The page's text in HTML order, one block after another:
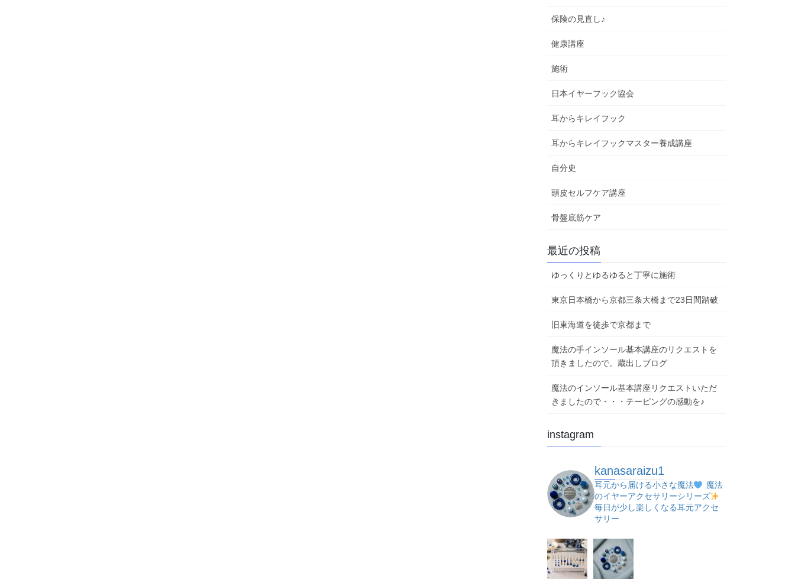
保険の見直し♪
健康講座
施術
日本イヤーフック協会
耳からキレイフック
耳からキレイフックマスター養成講座
自分史
頭皮セルフケア講座
骨盤底筋ケア
最近の投稿
ゆっくりとゆるゆると丁寧に施術
東京日本橋から京都三条大橋まで23日間踏破
旧東海道を徒歩で京都まで
魔法の手インソール基本講座のリクエストを
頂きましたので。蔵出しブログ
魔法のインソール基本講座リクエストいただ
きましたので・・・テーピングの感動を♪
instagram
kanasaraizu1
耳元から届ける小さな魔法
魔法
のイヤーアクセサリーシリーズ
毎日が少し楽しくなる耳元アクセ
サリー